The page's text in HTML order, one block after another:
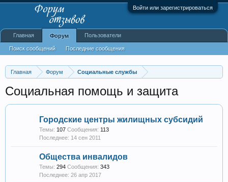
Войти или зарегистрироваться
Главная Форум Социальные службы
Социальная помощь и защита
Городские центры жилищных субсидий
Темы: 107 Сообщения: 113
14 сен 2011
Общества инвалидов
Темы: 294 Сообщения: 343
26 апр 2017
Главная Форум
Поиск сообщений Последние сообщения
Пользователи